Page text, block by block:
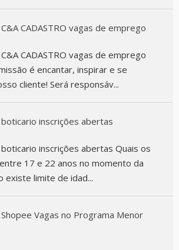
CADASTRO vagas de emprego
CADASTRO vagas de emprego
é encantar, inspirar e se
cliente! Será responsáv...
inscrições abertas
inscrições abertas Quais os
17 e 22 anos no momento da
existe limite de idad...
Vagas no Programa Menor